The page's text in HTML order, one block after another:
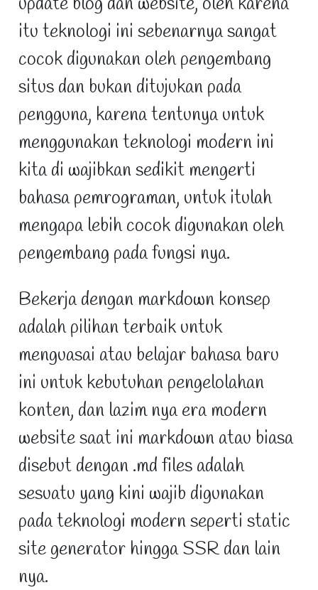
itu teknologi ini sebenarnya sangat
cocok digunakan oleh pengembang
situs dan bukan ditujukan pada
pengguna, karena tentunya untuk
menggunakan teknologi modern ini
kita di wajibkan sedikit mengerti
bahasa pemrograman, untuk itulah
mengapa lebih cocok digunakan oleh
pengembang pada fungsi nya.
Bekerja dengan markdown konsep
adalah pilihan terbaik untuk
menguasai atau belajar bahasa baru
ini untuk kebutuhan pengelolahan
konten, dan lazim nya era modern
website saat ini markdown atau biasa
disebut dengan .md files adalah
sesuatu yang kini wajib digunakan
pada teknologi modern seperti static
site generator hingga SSR dan lain
nya.